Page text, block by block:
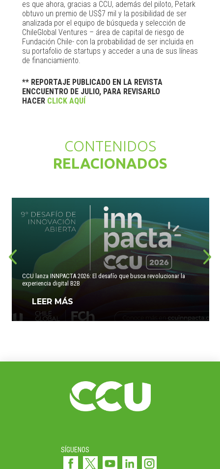
es que ahora, gracias a CCU, además del piloto, Petark
obtuvo un premio de US$7 mil y la posibilidad de ser
analizada por el equipo de búsqueda y selección de
ChileGlobal Ventures – área de capital de riesgo de
Fundación Chile- con la probabilidad de ser incluida en
su portafolio de startups y acceder a una de sus líneas
de financiamiento.
** REPORTAJE PUBLICADO EN LA REVISTA
ENCCUENTRO DE JULIO, PARA REVISARLO
HACER CLICK AQUÍ
CONTENIDOS
RELACIONADOS
CCU lanza INNPACTA 2026: El desafío que busca revolucionar la
experiencia digital B2B
LEER MÁS
SÍGUENOS